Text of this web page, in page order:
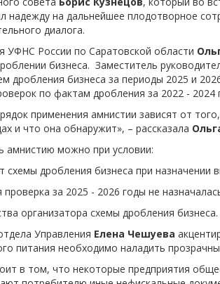
надежду на дальнейшее плодотворное
диалога.
УФНС России по Саратовской области
бизнеса. Заместитель
дробления бизнеса за периоды 2025 и
по фактам дробления за 2022 - 2024
применения амнистии зависят от
и что она обнаружит», – рассказала
амнистию можно при условии:
схемы дробления бизнеса при назначении
за 2025 - 2026 годы не
организатора схемы дробления бизнеса.
Управления Елена Чешуева
питания необходимо наладить
в том, что некоторые предприятия